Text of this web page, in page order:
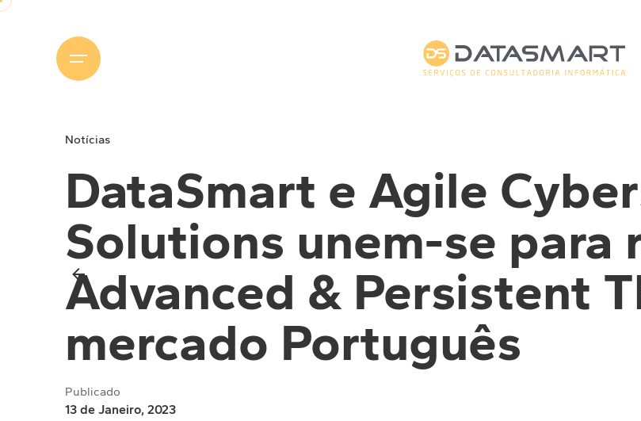
Skip
Notícias
DataSmart e Agile
Solutions unem-se para
Advanced & Persistent
mercado Português
Publicado
13 de Janeiro, 2023